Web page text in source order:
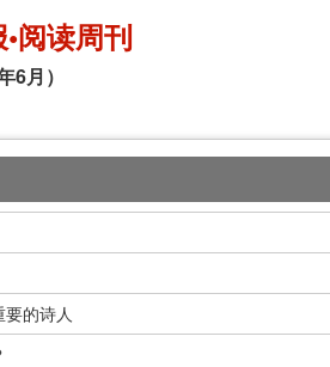
阅读周刊
6月）
的诗人